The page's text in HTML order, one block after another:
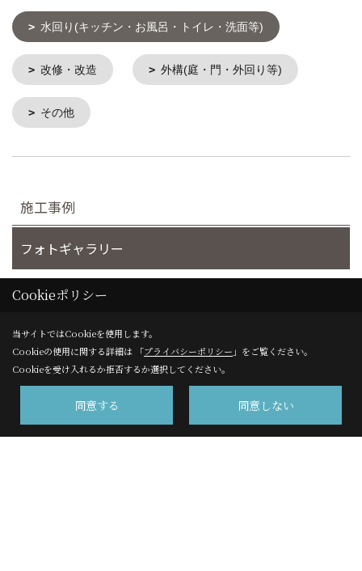
水回り(キッチン・お風呂・トイレ・洗面等)
改修・改造 外構(庭・門・外回り等)
その他
施工事例
フォトギャラリー
完工事例
お客様の声
株式会社サンエイ 高千穂事業部
Cookieポリシー
当サイトではCookieを使用します。
Cookieの使用に関する詳細は 「プライバシーポリシー 」をご覧ください。
Cookieを受け入れるか拒否するか選択してください。
同意する 同意しない